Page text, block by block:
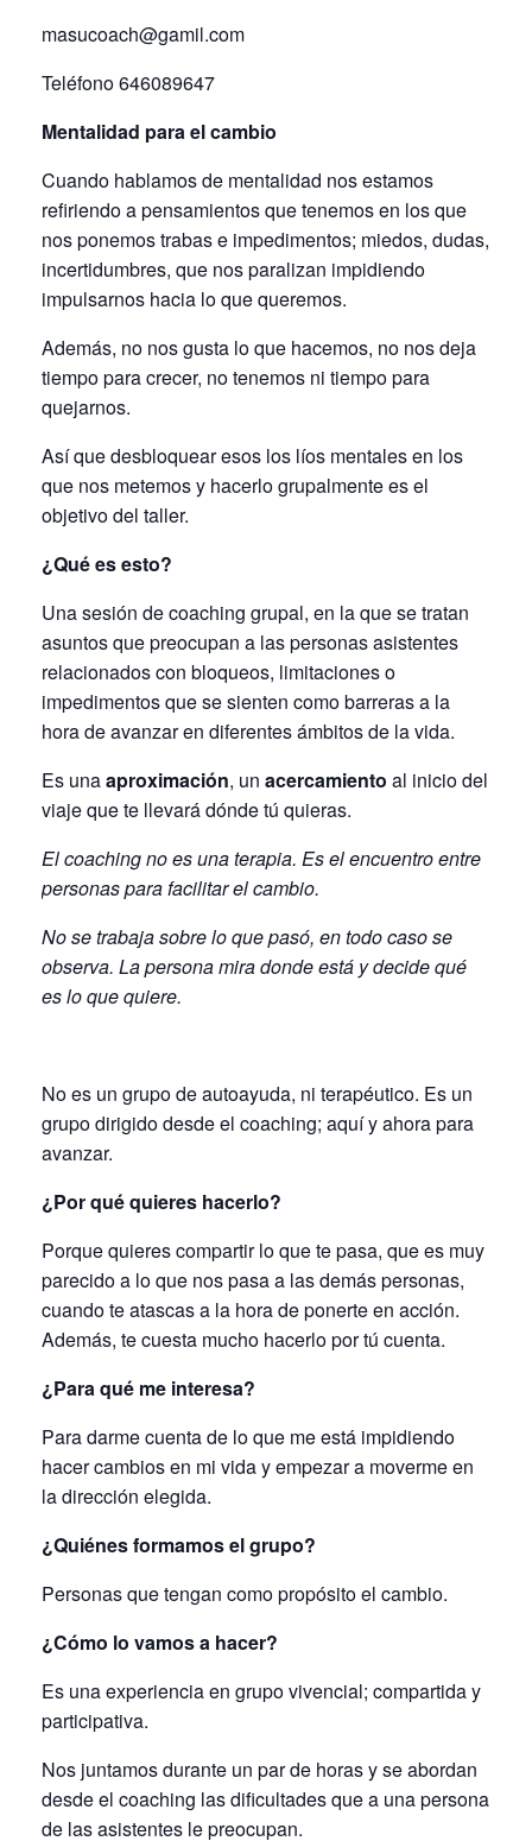
masucoach@gamil.com
Teléfono 646089647
Mentalidad para el cambio
Cuando hablamos de mentalidad nos estamos
refiriendo a pensamientos que tenemos en los que
nos ponemos trabas e impedimentos; miedos, dudas,
incertidumbres, que nos paralizan impidiendo
impulsarnos hacia lo que queremos.
Además, no nos gusta lo que hacemos, no nos deja
tiempo para crecer, no tenemos ni tiempo para
quejarnos.
Así que desbloquear esos los líos mentales en los
que nos metemos y hacerlo grupalmente es el
objetivo del taller.
¿Qué es esto?
Una sesión de coaching grupal, en la que se tratan
asuntos que preocupan a las personas asistentes
relacionados con bloqueos, limitaciones o
impedimentos que se sienten como barreras a la
hora de avanzar en diferentes ámbitos de la vida.
Es unaaproximación, un acercamiento al inicio del
viaje que te llevará dónde tú quieras.
El coaching no es unaterapia. Es el encuentro entre
personas para facilitar el cambio.
No se trabaja sobre lo que pasó, en todo caso se
observa. La persona mira donde está y decide qué
es lo que quiere.
No es un grupo de autoayuda, ni terapéutico. Es un
grupo dirigido desde el coaching; aquí y ahora para
avanzar.
¿Por qué quieres hacerlo?
Porque quieres compartir lo que te pasa, que es muy
parecido a lo que nos pasa a las demás personas,
cuando te atascas a la hora de ponerte en acción.
Además, te cuesta mucho hacerlo por tú cuenta.
¿Para qué me interesa?
Para darme cuenta de lo que me está impidiendo
hacer cambios en mi vida y empezar a moverme en
la dirección elegida.
¿Quiénes formamos el grupo?
Personas que tengan como propósito el cambio.
¿Cómo lo vamos a hacer?
Es una experiencia en grupo vivencial; compartida y
participativa.
Nos juntamos durante un par de horas y se abordan
desde el coaching las dificultades que a una persona
de las asistentes le preocupan.